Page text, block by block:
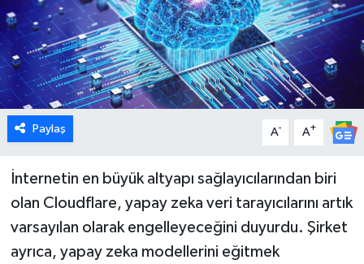
Paylaş A- A+
İnternetin en büyük altyapı sağlayıcılarından biri
olan Cloudflare, yapay zeka veri tarayıcılarını artık
varsayılan olarak engelleyeceğini duyurdu. Şirket
ayrıca, yapay zeka modellerini eğitmek
Foto Galeri
Gediz
Genel
Gündem
Hisarcık
Köşe Yazıları